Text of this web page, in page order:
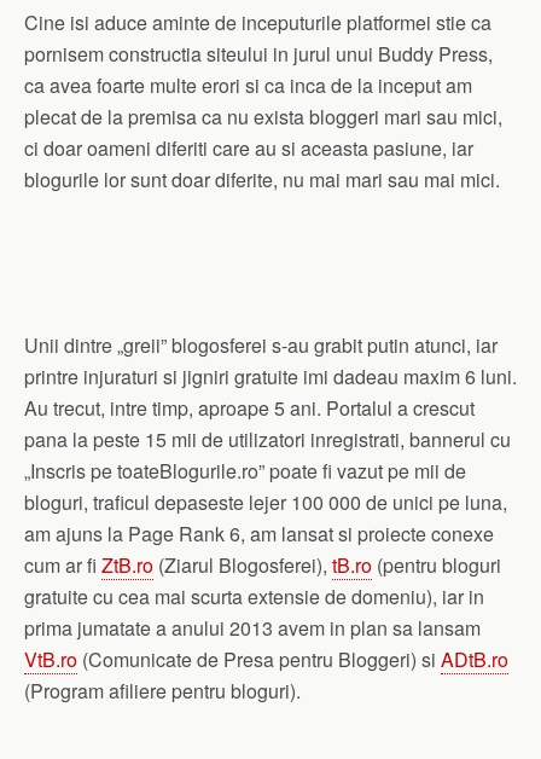
Cine isi aduce aminte de inceputurile platformei stie ca
pornisem constructia siteului in jurul unui Buddy Press,
ca avea foarte multe erori si ca inca de la inceput am
plecat de la premisa ca nu exista bloggeri mari sau mici,
ci doar oameni diferiti care au si aceasta pasiune, iar
blogurile lor sunt doar diferite, nu mai mari sau mai mici.
Unii dintre „greii” blogosferei s-au grabit putin atunci, iar
printre injuraturi si jigniri gratuite imi dadeau maxim 6 luni.
Au trecut, intre timp, aproape 5 ani. Portalul a crescut
pana la peste 15 mii de utilizatori inregistrati, bannerul cu
„Inscris pe toateBlogurile.ro” poate fi vazut pe mii de
bloguri, traficul depaseste lejer 100 000 de unici pe luna,
am ajuns la Page Rank 6, am lansat si proiecte conexe
cum ar fi ZtB.ro (Ziarul Blogosferei), tB.ro (pentru bloguri
gratuite cu cea mai scurta extensie de domeniu), iar in
prima jumatate a anului 2013 avem in plan sa lansam
VtB.ro (Comunicate de Presa pentru Bloggeri) si ADtB.ro
(Program afiliere pentru bloguri).